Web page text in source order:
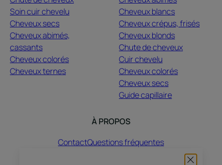
Soin cuir chevelu
Cheveux secs
Cheveux abimés,
cassants
Cheveux colorés
Cheveux ternes
Cheveux blancs
Cheveux crépus, frisés
Cheveux blonds
Chute de cheveux
Cuir chevelu
Cheveux colorés
Cheveux secs
Guide capillaire
À PROPOS
ContactQuestions fréquentes